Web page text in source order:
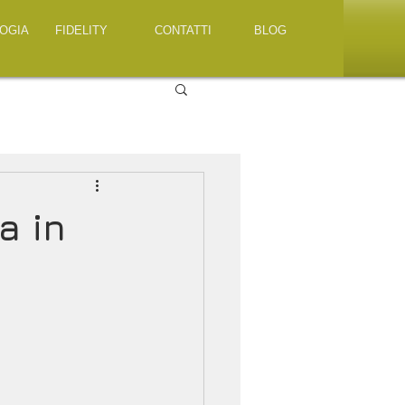
FIDELITY CONTATTI BLOG
in